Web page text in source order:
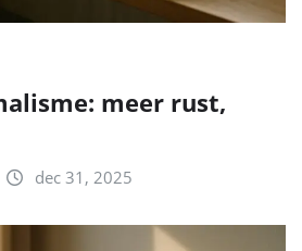
meer rust,
dec 31, 2025